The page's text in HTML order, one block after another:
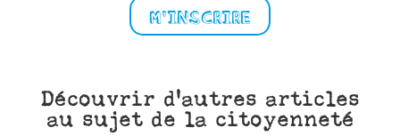
M'INSCRIRE
Découvrir d'autres articles
au sujet de la citoyenneté